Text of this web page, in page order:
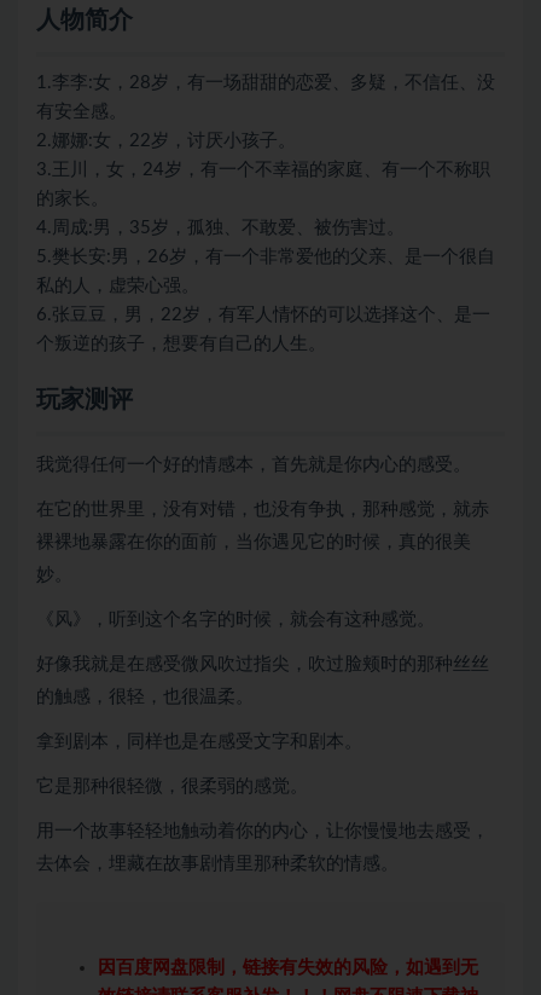
人物简介
1.李李:女，28岁，有一场甜甜的恋爱、多疑，不信任、没
有安全感。
2.娜娜:女，22岁，讨厌小孩子。
3.王川，女，24岁，有一个不幸福的家庭、有一个不称职
的家长。
4.周成:男，35岁，孤独、不敢爱、被伤害过。
5.樊长安:男，26岁，有一个非常爱他的父亲、是一个很自
私的人，虚荣心强。
6.张豆豆，男，22岁，有军人情怀的可以选择这个、是一
个叛逆的孩子，想要有自己的人生。
玩家测评
我觉得任何一个好的情感本，首先就是你内心的感受。
在它的世界里，没有对错，也没有争执，那种感觉，就赤
裸裸地暴露在你的面前，当你遇见它的时候，真的很美
妙。
《风》，听到这个名字的时候，就会有这种感觉。
好像我就是在感受微风吹过指尖，吹过脸颊时的那种丝丝
的触感，很轻，也很温柔。
拿到剧本，同样也是在感受文字和剧本。
它是那种很轻微，很柔弱的感觉。
用一个故事轻轻地触动着你的内心，让你慢慢地去感受，
去体会，埋藏在故事剧情里那种柔软的情感。
因百度网盘限制，链接有失效的风险，如遇到无